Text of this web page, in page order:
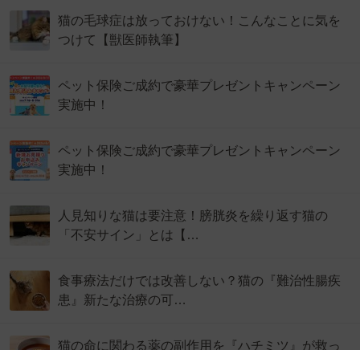
猫の毛球症は放っておけない！こんなことに気を
つけて【獣医師執筆】
ペット保険ご成約で豪華プレゼントキャンペーン
実施中！
ペット保険ご成約で豪華プレゼントキャンペーン
実施中！
人見知りな猫は要注意！膀胱炎を繰り返す猫の
「不安サイン」とは【…
食事療法だけでは改善しない？猫の『難治性腸疾
患』新たな治療の可…
猫の命に関わる薬の副作用を『ハチミツ』が救っ